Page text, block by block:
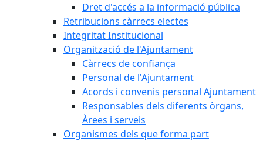
Dret d'accés a la informació pública
Retribucions càrrecs electes
Integritat Institucional
Organització de l'Ajuntament
Càrrecs de confiança
Personal de l'Ajuntament
Acords i convenis personal Ajuntament
Responsables dels diferents òrgans,
Àrees i serveis
Organismes dels que forma part